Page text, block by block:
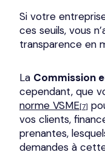
Si votre
ces seuils, vous
transparence en
La Commission
cependant, que
norme VSME[7]
vos clients,
prenantes,
demandes à